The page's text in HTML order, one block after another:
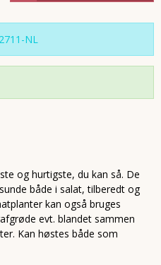
NL
og hurtigste, du kan så. De
både i salat, tilberedt og
kan også bruges
evt. blandet sammen
Kan høstes både som